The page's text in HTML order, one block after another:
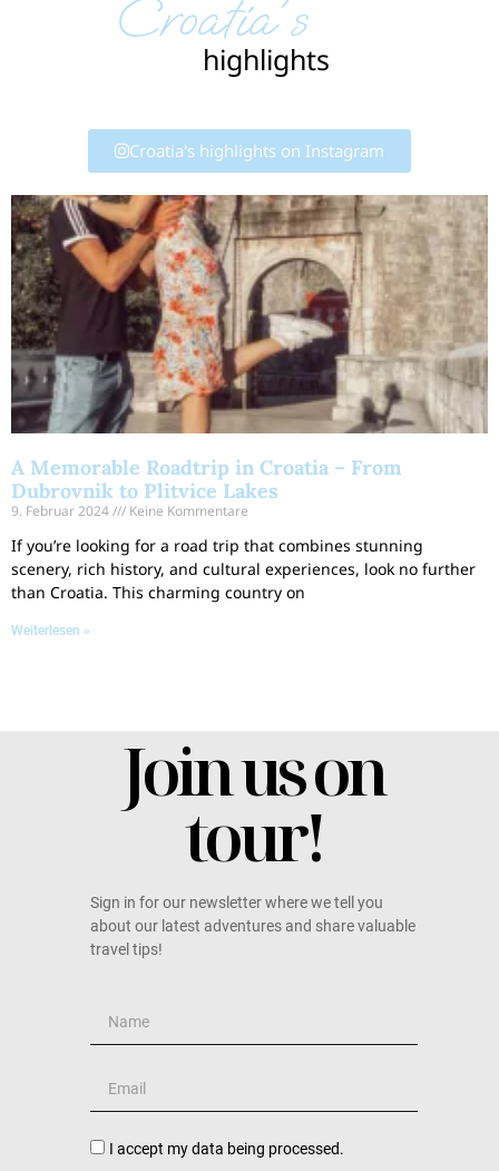
Croatia's
highlights
Croatia's highlights on Instagram
A Memorable Roadtrip in Croatia – From
Dubrovnik to Plitvice Lakes
9. Februar 2024 Keine Kommentare
If you’re looking for a road trip that combines stunning
scenery, rich history, and cultural experiences, look no further
than Croatia. This charming country on
Weiterlesen »
Join us on
tour!
Sign in for our newsletter where we tell you
about our latest adventures and share valuable
travel tips!
I accept my data being processed.